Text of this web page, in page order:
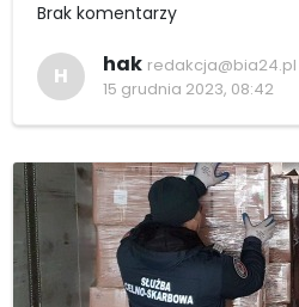
Brak komentarzy
H hak redakcja@bia24.pl
15 grudnia 2023, 08:42